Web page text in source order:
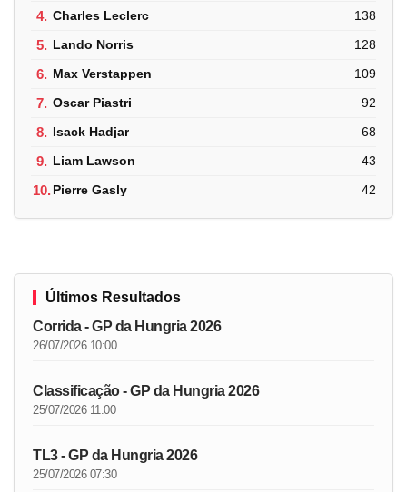
4. Charles Leclerc 138
5. Lando Norris 128
6. Max Verstappen 109
7. Oscar Piastri 92
8. Isack Hadjar 68
9. Liam Lawson 43
10.Pierre Gasly 42
Últimos Resultados
Corrida - GP da Hungria 2026
26/07/2026 10:00
Classificação - GP da Hungria 2026
25/07/2026 11:00
TL3 - GP da Hungria 2026
25/07/2026 07:30